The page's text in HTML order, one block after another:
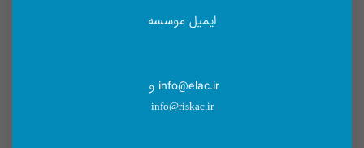
ایمیل موسسه
info@elac.ir و
info@riskac.ir